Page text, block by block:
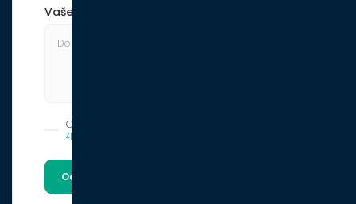
Vaše poznámka
Odesláním formuláře souhlasíte se
zpracováním osobních údajů
Odeslat poptávku